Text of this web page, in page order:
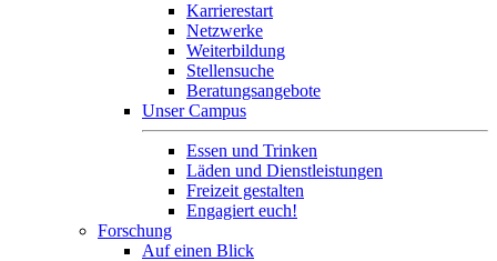
Karrierestart
Netzwerke
Weiterbildung
Stellensuche
Beratungsangebote
Unser Campus
Essen und Trinken
Läden und Dienstleistungen
Freizeit gestalten
Engagiert euch!
Forschung
Auf einen Blick